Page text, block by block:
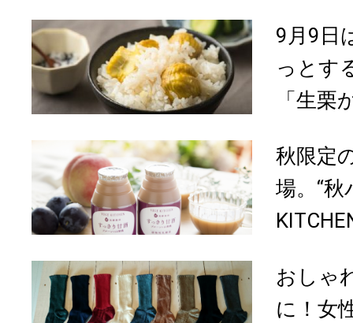
9月9日
っとす
「生栗
秋限定
場。“秋
おしゃ
に！女